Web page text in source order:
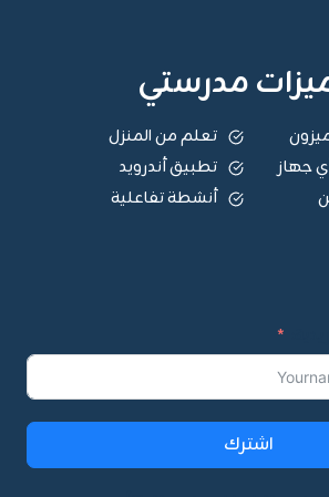
مدرستي
تعلم من المنزل
جهاز
تطبيق أندرويد
أنشطة تفاعلية
اشترك